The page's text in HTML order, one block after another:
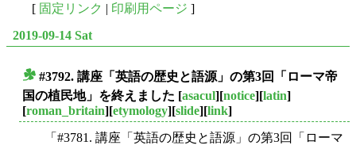
[ 固定リンク | 印刷用ページ ]
2019-09-14 Sat
#3792. 講座「英語の歴史と語源」の第3回「ローマ帝
国の植民地」を終えました [asacul][notice][latin]
[roman_britain][etymology][slide][link]
「#3781. 講座「英語の歴史と語源」の第3回「ローマ